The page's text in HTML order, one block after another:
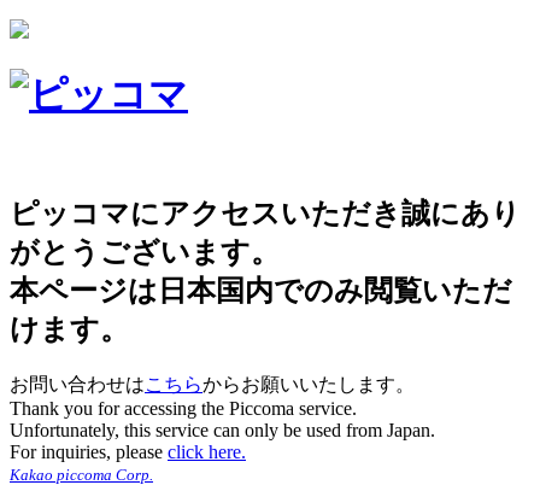
ピッコマにアクセスいただき誠にあり
がとうございます。
本ページは日本国内でのみ閲覧いただ
けます。
お問い合わせはこちらからお願いいたします。
Thank you for accessing the Piccoma service.
Unfortunately, this service can only be used from Japan.
For inquiries, please click here.
Kakao piccoma Corp.